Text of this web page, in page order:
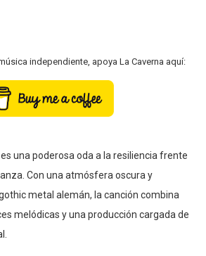
independiente, apoya La Caverna aquí:
es una poderosa oda a la resiliencia frente
Con una atmósfera oscura y
metal alemán, la canción combina
melódicas y una producción cargada de